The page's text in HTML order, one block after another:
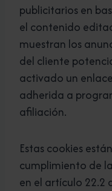
publicitarios en
el contenido
muestran los
del cliente
activado un
adherida a
afiliación.
Estas cookies
cumplimiento de
en el artículo 22.2